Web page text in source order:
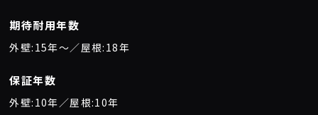
期待耐用年数
外壁:15年〜／屋根:18年
保証年数
外壁:10年／屋根:10年